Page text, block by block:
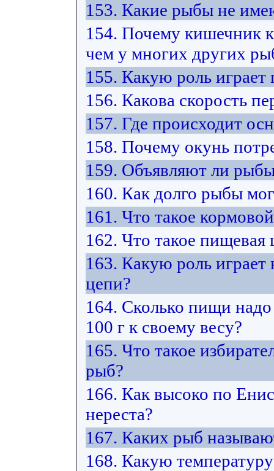
153. Какие рыбы не
154. Почему кишечник
чем у многих других
155. Какую роль играет
156. Какова скорость
157. Где происходит
158. Почему окунь
159. Объявляют ли
160. Как долго рыбы
161. Что такое
162. Что такое пищевая
163. Какую роль играет
цепи?
164. Сколько пищи
100 г к своему весу?
165. Что такое
рыб?
166. Как высоко по
нереста?
167. Каких рыб
168. Какую